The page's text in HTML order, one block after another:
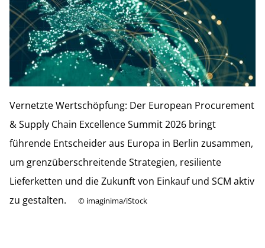
Vernetzte Wertschöpfung: Der European Procurement
& Supply Chain Excellence Summit 2026 bringt
führende Entscheider aus Europa in Berlin zusammen,
um grenzüberschreitende Strategien, resiliente
Lieferketten und die Zukunft von Einkauf und SCM aktiv
zu gestalten.
© imaginima/iStock